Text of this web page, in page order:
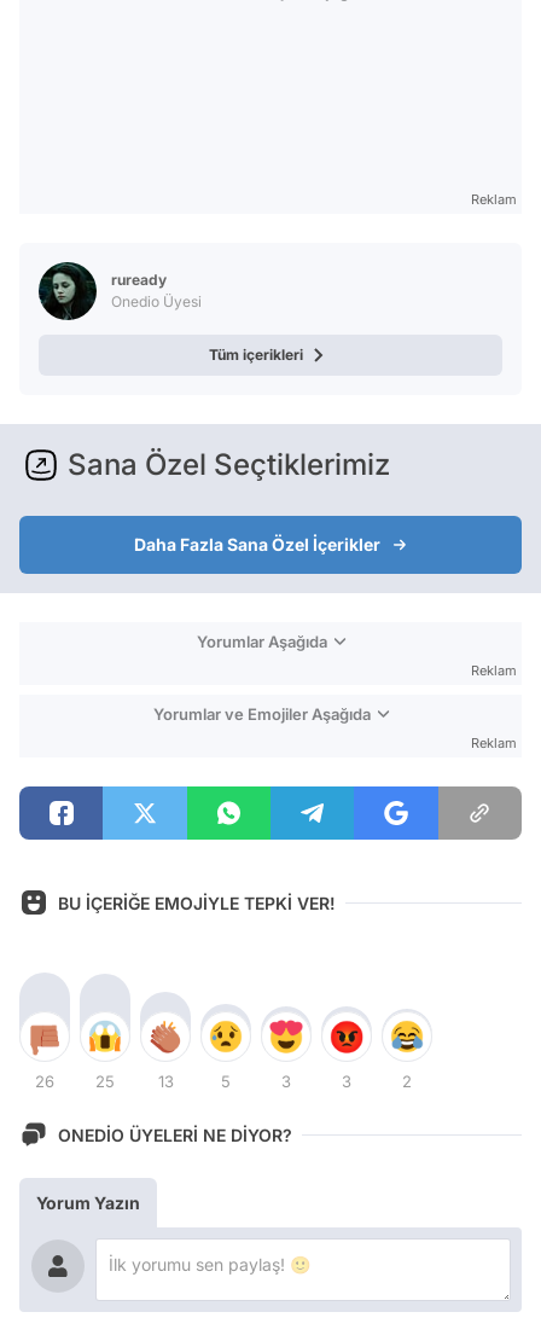
Reklam
ruready
Onedio Üyesi
Tüm içerikleri
Sana Özel Seçtiklerimiz
Daha Fazla Sana Özel İçerikler
Yorumlar Aşağıda
Reklam
Yorumlar ve Emojiler Aşağıda
Reklam
BU İÇERİĞE EMOJİYLE TEPKİ VER!
26 25 13 5 3 3 2
ONEDİO ÜYELERİ NE DİYOR?
Yorum Yazın